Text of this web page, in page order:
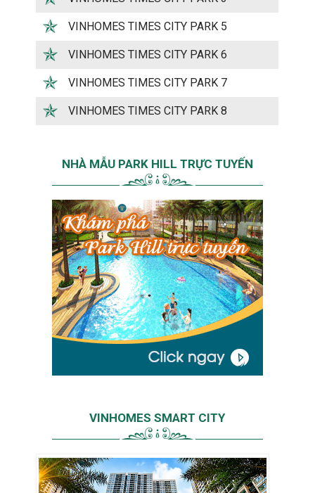
VINHOMES TIMES CITY PARK 5
VINHOMES TIMES CITY PARK 6
VINHOMES TIMES CITY PARK 7
VINHOMES TIMES CITY PARK 8
NHÀ MẪU PARK HILL TRỰC TUYẾN
VINHOMES SMART CITY